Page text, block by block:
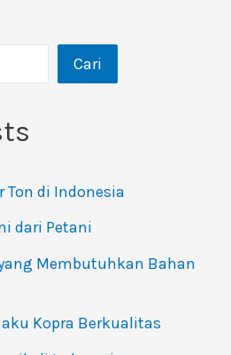
Cari
Ton di Indonesia
dari Petani
Membutuhkan Bahan
Kopra Berkualitas